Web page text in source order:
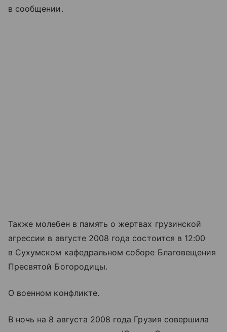
в сообщении.
Также молебен в память о жертвах грузинской
агрессии в августе 2008 года состоится в 12:00
в Сухумском кафедральном соборе Благовещения
Пресвятой Богородицы.
О военном конфликте.
В ночь на 8 августа 2008 года Грузия совершила